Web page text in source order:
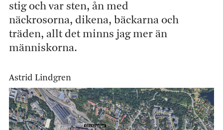
stig och var sten, ån med
näckrosorna, dikena, bäckarna och
träden, allt det minns jag mer än
människorna.
Astrid Lindgren